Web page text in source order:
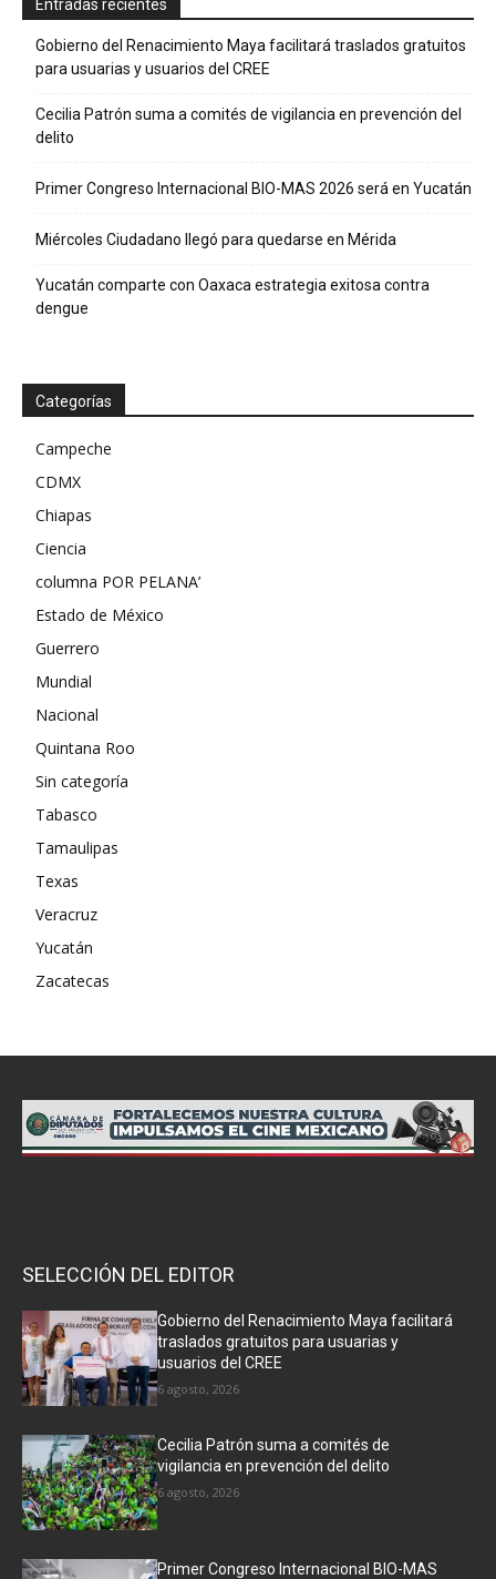
Entradas recientes
Gobierno del Renacimiento Maya facilitará traslados gratuitos
para usuarias y usuarios del CREE
Cecilia Patrón suma a comités de vigilancia en prevención del
delito
Primer Congreso Internacional BIO-MAS 2026 será en Yucatán
Miércoles Ciudadano llegó para quedarse en Mérida
Yucatán comparte con Oaxaca estrategia exitosa contra
dengue
Categorías
Campeche
CDMX
Chiapas
Ciencia
columna POR PELANA’
Estado de México
Guerrero
Mundial
Nacional
Quintana Roo
Sin categoría
Tabasco
Tamaulipas
Texas
Veracruz
Yucatán
Zacatecas
SELECCIÓN DEL EDITOR
Gobierno del Renacimiento Maya facilitará
traslados gratuitos para usuarias y
usuarios del CREE
6 agosto, 2026
Cecilia Patrón suma a comités de
vigilancia en prevención del delito
6 agosto, 2026
Primer Congreso Internacional BIO-MAS